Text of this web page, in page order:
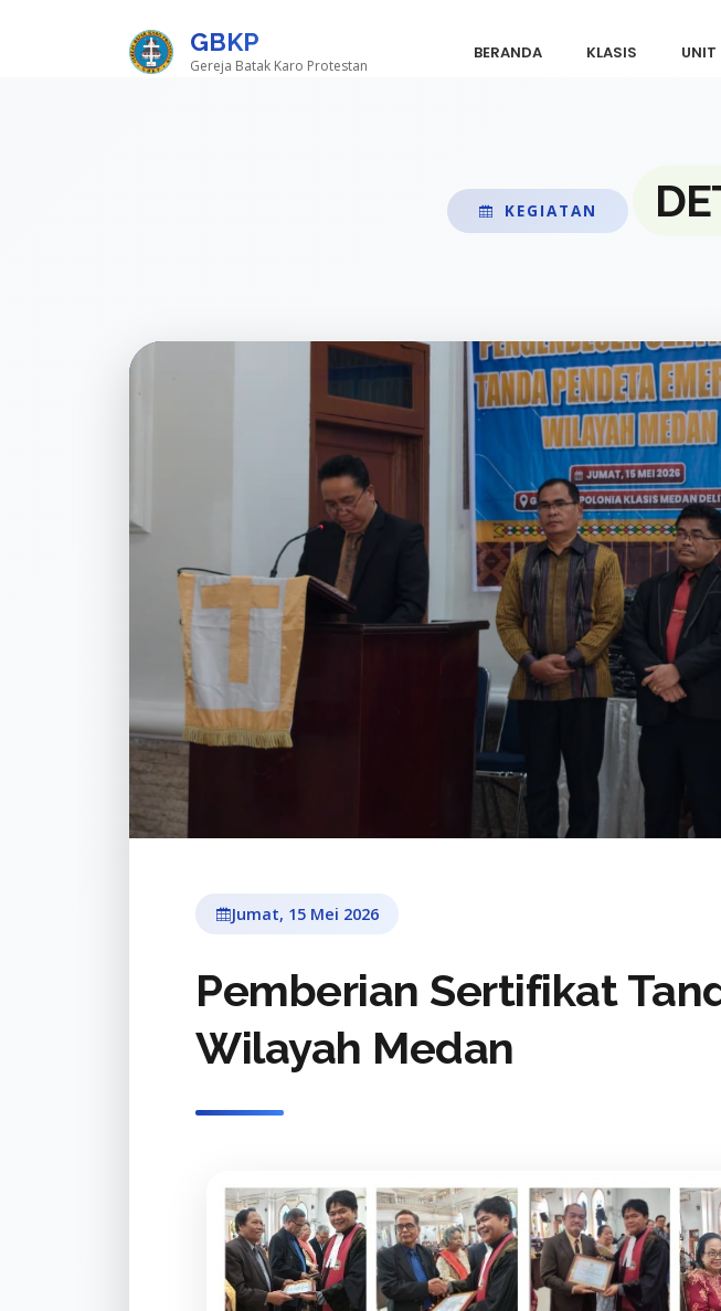
GBKP
Gereja Batak Karo Protestan
BERANDA KLASIS UNIT
KEGIATAN
Jumat, 15 Mei 2026
Pemberian Sertifikat
Wilayah Medan